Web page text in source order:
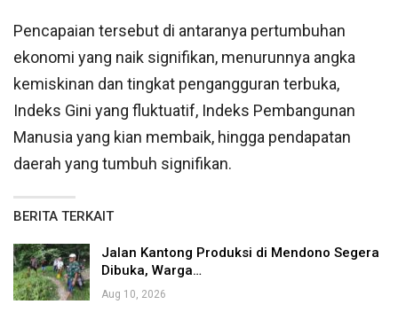
Pencapaian tersebut di antaranya pertumbuhan
ekonomi yang naik signifikan, menurunnya angka
kemiskinan dan tingkat pengangguran terbuka,
Indeks Gini yang fluktuatif, Indeks Pembangunan
Manusia yang kian membaik, hingga pendapatan
daerah yang tumbuh signifikan.
BERITA TERKAIT
Jalan Kantong Produksi di Mendono Segera
Dibuka, Warga…
Aug 10, 2026